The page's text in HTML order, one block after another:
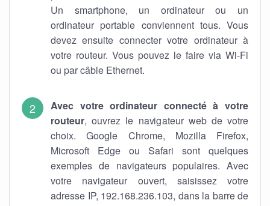
Un smartphone, un ordinateur ou un
ordinateur portable conviennent tous. Vous
devez ensuite connecter votre ordinateur à
votre routeur. Vous pouvez le faire via Wi-Fi
ou par câble Ethernet.
Avec votre ordinateur connecté à votre
routeur, ouvrez le navigateur web de votre
choix. Google Chrome, Mozilla Firefox,
Microsoft Edge ou Safari sont quelques
exemples de navigateurs populaires. Avec
votre navigateur ouvert, saisissez votre
adresse IP, 192.168.236.103, dans la barre de